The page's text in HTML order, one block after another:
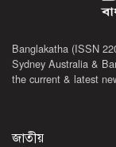
Banglakatha (ISSN
Sydney Australia &
the current & latest
জাতীয়